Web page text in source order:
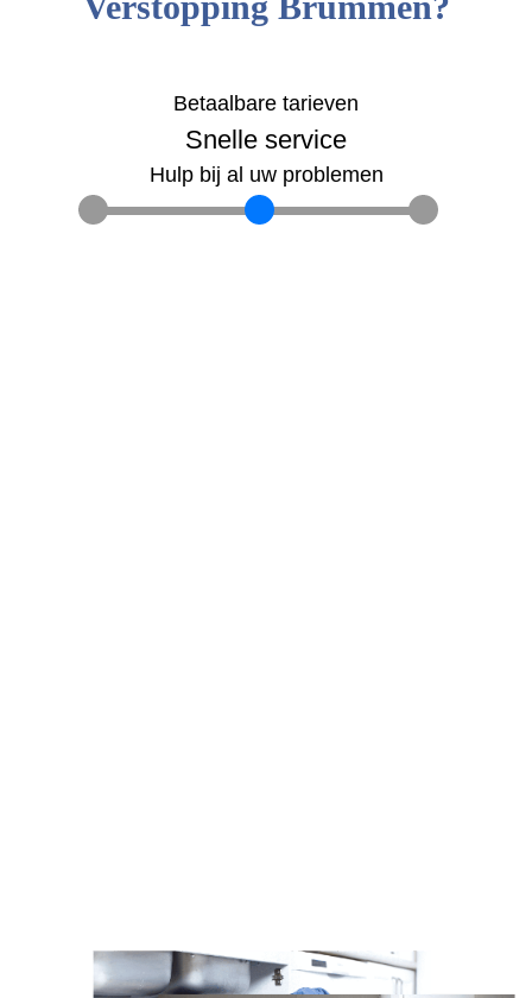
Betaalbare tarieven
Snelle service
Hulp bij al uw problemen